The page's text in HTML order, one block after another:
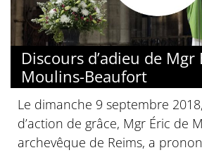
Discours d’adieu de Mgr
Moulins-Beaufort
Le dimanche 9 septembre
d’action de grâce, Mgr Éric de
archevêque de Reims, a